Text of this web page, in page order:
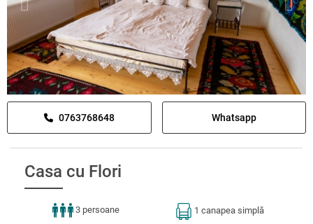
0763768648 Whatsapp
Casa cu Flori
3 persoane 1 canapea simplă